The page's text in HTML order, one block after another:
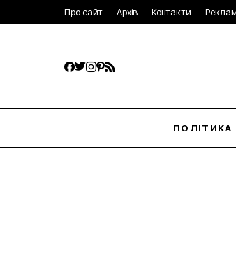
Про сайт Архів Контакти
ПОЛІТИКА